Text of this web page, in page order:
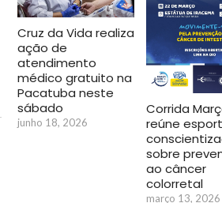
Cruz da Vida realiza
ação de
atendimento
médico gratuito na
Pacatuba neste
sábado
junho 18, 2026
Corrida
reúne
sobre
ao câncer
colorretal
março 13, 2026